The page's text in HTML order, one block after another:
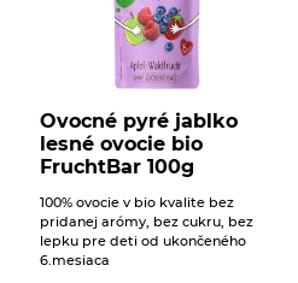
Ovocné pyré jablko
lesné ovocie bio
FruchtBar 100g
100% ovocie v bio kvalite bez
pridanej arómy, bez cukru, bez
lepku pre deti od ukončeného
6.mesiaca